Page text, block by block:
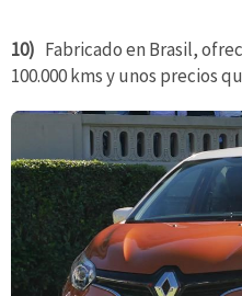
10) Fabricado en Brasil,
100.000 kms y unos precios